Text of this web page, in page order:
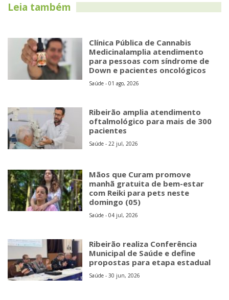
Leia também
Clínica Pública de Cannabis
Medicinalamplia atendimento
para pessoas com síndrome de
Down e pacientes oncológicos
Saúde - 01 ago, 2026
Ribeirão amplia atendimento
oftalmológico para mais de 300
pacientes
Saúde - 22 jul, 2026
Mãos que Curam promove
manhã gratuita de bem-estar
com Reiki para pets neste
domingo (05)
Saúde - 04 jul, 2026
Ribeirão realiza Conferência
Municipal de Saúde e define
propostas para etapa estadual
Saúde - 30 jun, 2026